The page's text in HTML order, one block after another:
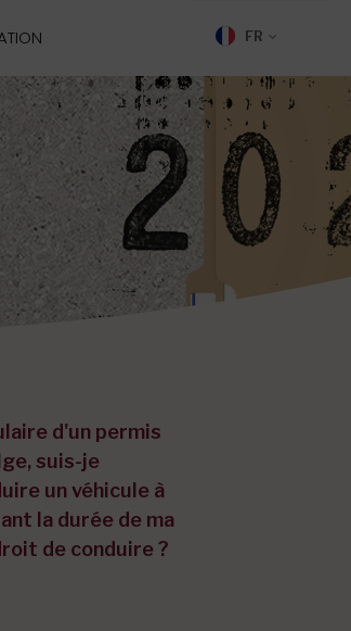
FR
d'un permis
suis-je
un véhicule à
la durée de ma
de conduire ?